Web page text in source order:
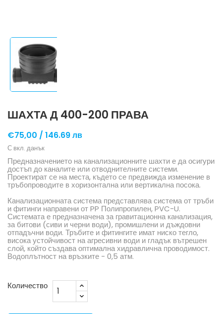
ШАХТА Д 400-200 ПРАВА
€75,00 / 146.69 лв
С вкл. данък
Предназначението на канализационните шахти е да осигури
достъп до каналите или отводнителните системи.
Проектират се на места, където се предвижда изменение в
тръбопроводите в хоризонтална или вертикална посока.
Канализационната система представлява система от тръби
и фитинги направени от PP Полипропилен, PVC-U.
Системата е предназначена за гравитационна канализация,
за битови (сиви и черни води), промишлени и дъждовни
отпадъчни води. Тръбите и фитингите имат ниско тегло,
висока устойчивост на агресивни води и гладък вътрешен
слой, който създава оптимална хидравлична проводимост.
Водоплътност на връзките - 0,5 атм.
Количество